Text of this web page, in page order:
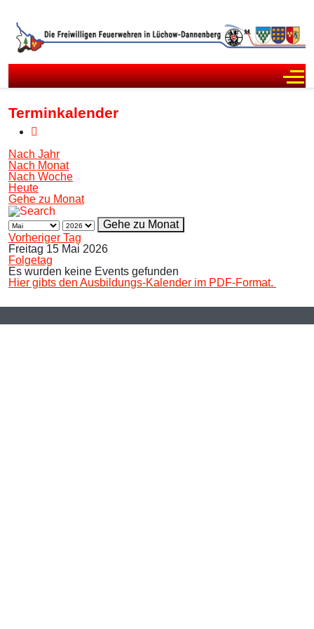
Terminkalender
Nach Jahr
Nach Monat
Nach Woche
Heute
Gehe zu Monat
Gehe zu Monat
Vorheriger Tag
Freitag 15 Mai 2026
Folgetag
Es wurden keine Events gefunden
Hier gibts den Ausbildungs-Kalender im PDF-Format.